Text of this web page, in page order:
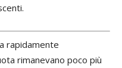
rapidamente
rimanevano poco più